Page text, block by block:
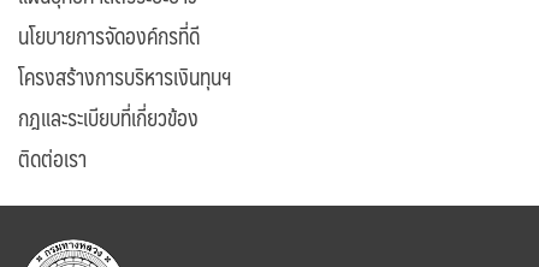
นโยบายการจัดองค์กรที่ดี
โครงสร้างการบริหารเงินทุนฯ
กฎและระเบียบที่เกี่ยวข้อง
ติดต่อเรา